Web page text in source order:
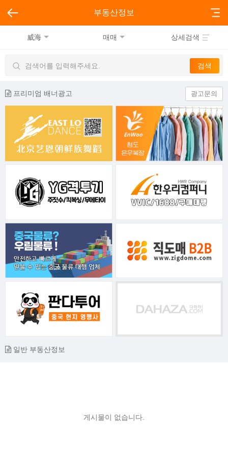
부동산정보
威海 매매 상세검색
프리미엄 배너광고 광고문의
일반 부동산정보
게시물이 없습니다.